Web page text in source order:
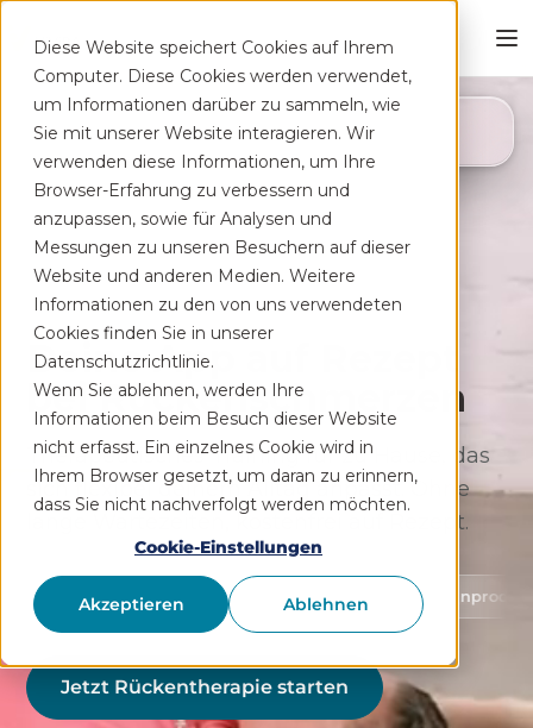
Diese Website speichert Cookies auf Ihrem
Computer. Diese Cookies werden verwendet,
um Informationen darüber zu sammeln, wie
Sie mit unserer Website interagieren. Wir
verwenden diese Informationen, um Ihre
Browser-Erfahrung zu verbessern und
anzupassen, sowie für Analysen und
Messungen zu unseren Besuchern auf dieser
Website und anderen Medien. Weitere
Informationen zu den von uns verwendeten
Cookies finden Sie in unserer
Datenschutzrichtlinie.
Wenn Sie ablehnen, werden Ihre
Informationen beim Besuch dieser Website
nicht erfasst. Ein einzelnes Cookie wird in
Ihrem Browser gesetzt, um daran zu erinnern,
dass Sie nicht nachverfolgt werden möchten.
Cookie-Einstellungen
Akzeptieren Ablehnen
Deine App auf Rezept
bei Rücken­schmerzen
Therapeutisches Training für zu Hause, das
sich flexibel deinem Alltag anpasst. Ohne
lange Wartezeiten, kostenfrei auf Rezept.
Schutz von Gesundheitsdaten Medizinprodukt Klasse 1
Jetzt Rückentherapie starten